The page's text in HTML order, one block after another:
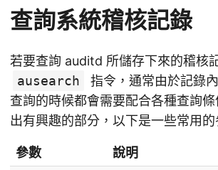
查詢系統稽核記錄
若要查詢 auditd 所儲存下來的稽核
ausearch
指令，通常由於記錄
查詢的時候都會需要配合各種查詢
出有興趣的部分，以下是一些常用的
參數
說明